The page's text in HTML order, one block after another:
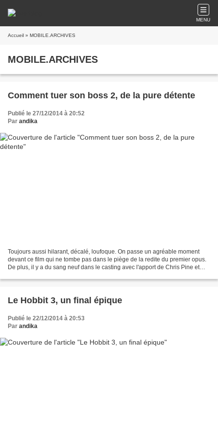
MENU
Accueil » MOBILE.ARCHIVES
MOBILE.ARCHIVES
Comment tuer son boss 2, de la pure détente
Publié le 27/12/2014 à 20:52
Par andika
Toujours aussi hilarant, décalé, loufoque. On passe un agréable moment
devant ce film qui ne tombe pas dans le piège de la redite du premier opus.
De plus, il y a du sang neuf dans le casting avec l'apport de Chris Pine et
Le Hobbit 3, un final épique
Publié le 22/12/2014 à 20:53
Par andika